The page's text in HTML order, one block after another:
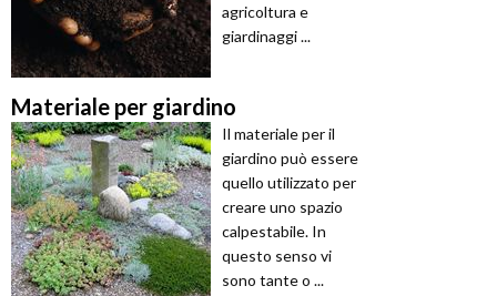
agricoltura e
giardinaggi ...
Materiale per giardino
Il materiale per il
giardino può essere
quello utilizzato per
creare uno spazio
calpestabile. In
questo senso vi
sono tante o ...